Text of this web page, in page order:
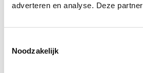
adverteren en analyse. Deze
Noodzakelijk